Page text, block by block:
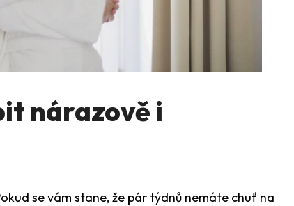
nárazově i
se vám stane, že pár týdnů nemáte chuť na